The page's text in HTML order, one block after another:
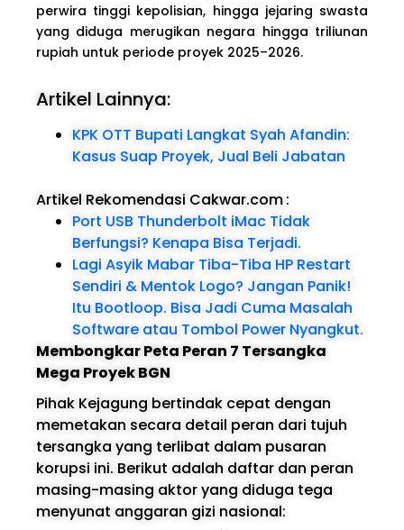
perwira tinggi kepolisian, hingga jejaring swasta
yang diduga merugikan negara hingga triliunan
rupiah untuk periode proyek 2025–2026.
Artikel Lainnya:
KPK OTT Bupati Langkat Syah Afandin:
Kasus Suap Proyek, Jual Beli Jabatan
Artikel Rekomendasi Cakwar.com:
Port USB Thunderbolt iMac Tidak
Berfungsi? Kenapa Bisa Terjadi.
Lagi Asyik Mabar Tiba-Tiba HP Restart
Sendiri & Mentok Logo? Jangan Panik!
Itu Bootloop. Bisa Jadi Cuma Masalah
Software atau Tombol Power Nyangkut.
Membongkar Peta Peran 7 Tersangka
Mega Proyek BGN
Pihak Kejagung bertindak cepat dengan
memetakan secara detail peran dari tujuh
tersangka yang terlibat dalam pusaran
korupsi ini. Berikut adalah daftar dan peran
masing-masing aktor yang diduga tega
menyunat anggaran gizi nasional: